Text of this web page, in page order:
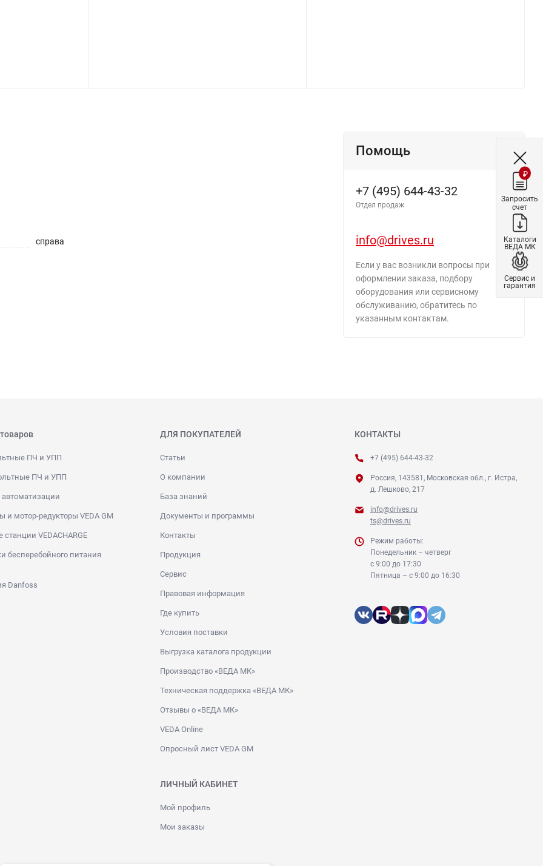
справа
Помощь
+7 (495) 644-43-32
Отдел продаж
info@drives.ru
Если у вас возникли вопросы при
оформлении заказа, подбору
оборудования или сервисному
обслуживанию, обратитесь по
указанным контактам.
ПЧ и УПП
ПЧ и УПП
автоматизации
и мотор-редукторы VEDA GM
VEDACHARGE
бесперебойного питания
Danfoss
ДЛЯ ПОКУПАТЕЛЕЙ
Статьи
О компании
База знаний
Документы и программы
Контакты
Продукция
Сервис
Правовая информация
Где купить
Условия поставки
Выгрузка каталога продукции
Производство «ВЕДА МК»
Техническая поддержка «ВЕДА МК»
Отзывы о «ВЕДА МК»
VEDA Online
Опросный лист VEDA GM
ЛИЧНЫЙ КАБИНЕТ
Мой профиль
Мои заказы
КОНТАКТЫ
+7 (495) 644-43-32
Россия, 143581, Московская обл., г. Истра,
д. Лешково, 217
info@drives.ru
ts@drives.ru
Режим работы:
Понедельник – четверг
с 9:00 до 17:30
Пятница – с 9:00 до 16:30
₽
Запросить
счет
Каталоги
ВЕДА МК
Сервис и
гарантия